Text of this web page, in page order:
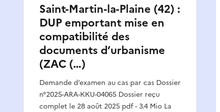
Saint-Martin-la-Plaine (42) :
DUP emportant mise en
compatibilité des
documents d’urbanisme
(ZAC (…)
Demande d’examen au cas par cas Dossier
n°2025-ARA-KKU-04065 Dossier reçu
complet le 28 août 2025 pdf - 3.4 Mio La